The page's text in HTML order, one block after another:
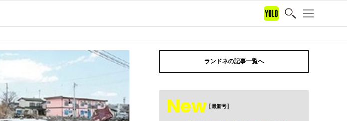
ランドネの記事一覧へ
New [ 最新号 ]